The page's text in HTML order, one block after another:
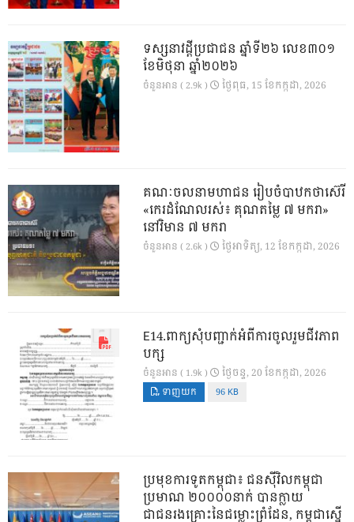
ទស្សនាវដ្ដីប្រជាជន ឆ្នាំទី២៦ លេខ៣០១
ខែមិថុនា ឆ្នាំ២០២៦
ចំនួនអាន ( 2.9k ) ថ្ងៃ​ពុធ, 15 ខែ​កក្កដា, 2026
គណៈចលនាមហាជន រៀបចំបាឋកថាស៊េរី
«កេរដំណែលរស់៖ គុណតម្លៃ ៧ មករា»
នៅវិមាន ៧ មករា
ចំនួនអាន ( 2.6k ) ថ្ងៃ​អាទិត្យ, 12 ខែ​កក្កដា, 2026
E14.ពាក្យសុំបញ្ជាក់អំពីការចូលរួមជីវភាព
បក្ស
ចំនួនអាន ( 1.9k ) ថ្ងៃ​ចន្ទ, 20 ខែ​កក្កដា, 2026
ទាញយក 96 KB
ប្រមុខការទូតកម្ពុជា៖ ជនស៊ីវិលកម្ពុជា
ប្រមាណ ២០០០០នាក់ បានក្លាយ
ជាជនរងគ្រោះនៃជម្លោះព្រំដែន, កម្ពុជាស្នើ